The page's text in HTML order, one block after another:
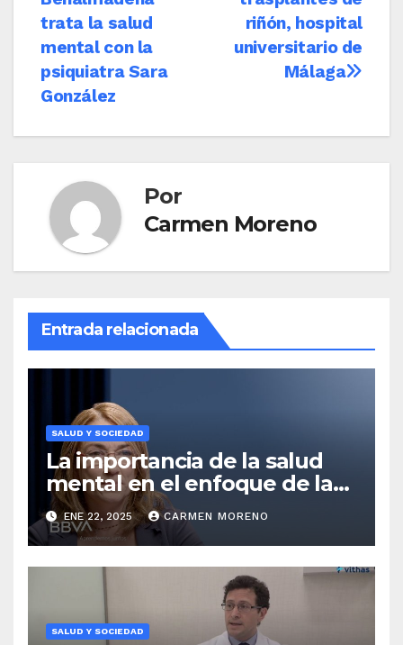
entradas
riñón, hospital
universitario de
Málaga
trata la salud
mental con la
psiquiatra Sara
González
Por
Carmen Moreno
Entrada relacionada
SALUD Y SOCIEDAD
La importancia de la salud
mental en el enfoque de las
jornadas sobre adolescencia
hoyENE 22, 2025 CARMEN MORENO
SALUD Y SOCIEDAD